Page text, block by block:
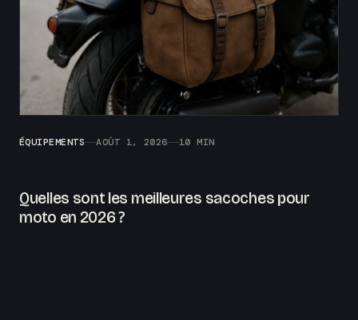
ÉQUIPEMENTS AOÛT 1, 2026 10 MIN
Quelles sont les meilleures sacoches pour
moto en 2026 ?